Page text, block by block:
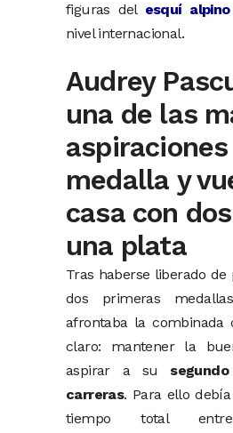
figuras del esquí alpino
nivelinternacional.
Audrey
una de las
medalla y
casa con
una plata
Tras haberse liberado de
dos primeras
afrontaba lacombinada
claro: mantener la
aspirar a su segundo
carreras. Para ellodebía
tiempototal